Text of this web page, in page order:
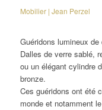
Mobilier | Jean Perzel
Guéridons lumineux
Dalles de verre sablé,
ou un élégant cylindre
bronze.
Ces guéridons ont été
monde et notamment